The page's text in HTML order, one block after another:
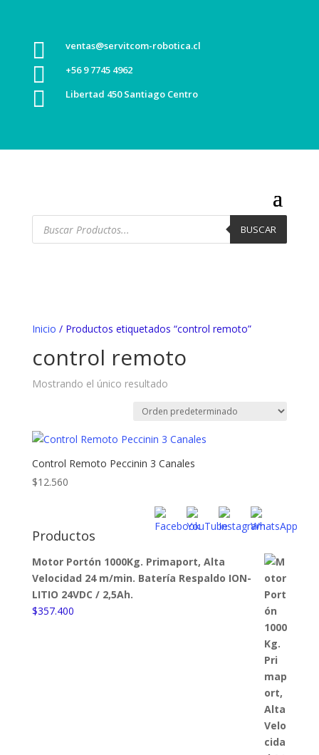
 ventas@servitcom-robotica.cl
 +56 9 7745 4962
 Libertad 450 Santiago Centro
Búsqueda
productos
BUSCAR
Inicio / Productos etiquetados “control remoto”
control remoto
Mostrando el único resultado
Control Remoto Peccinin 3 Canales
$12.560
Productos
Motor Portón 1000Kg. Primaport, Alta
Velocidad 24 m/min. Batería Respaldo ION-
LITIO 24VDC / 2,5Ah.
$357.400